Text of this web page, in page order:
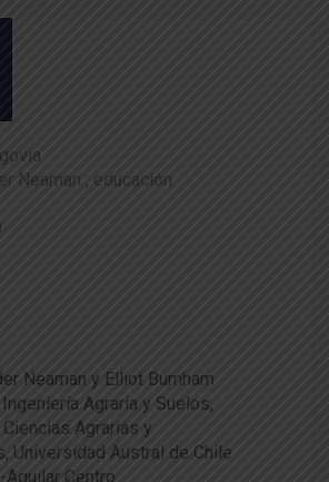
Neaman
educación
Neaman y Elliot Burnham
Agraria y Suelos,
Agrarias y
Universidad Austral de Chile
Centro